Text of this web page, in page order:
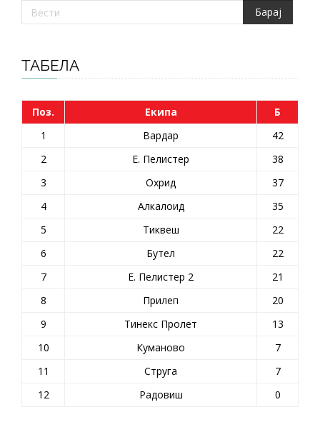
ТАБЕЛА
Поз. Екипа
Б
1
Вардар
42
2
Е. Пелистер
38
3
Охрид
37
4
Алкалоид
35
5
Тиквеш
22
6
Бутел
22
7
Е. Пелистер 2
21
8
Прилеп
20
9
Тинекс Пролет
13
10
Куманово
7
11
Струга
7
12
Радовиш 0